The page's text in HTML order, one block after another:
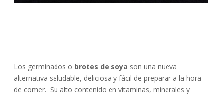
Los germinados o brotes de soya son una nueva
alternativa saludable, deliciosa y fácil de preparar a la hora
de comer. Su alto contenido en vitaminas, minerales y